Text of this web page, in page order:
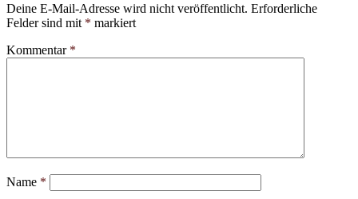
Deine E-Mail-Adresse wird nicht veröffentlicht. Erforderliche
Felder sind mit * markiert
Kommentar *
Name *